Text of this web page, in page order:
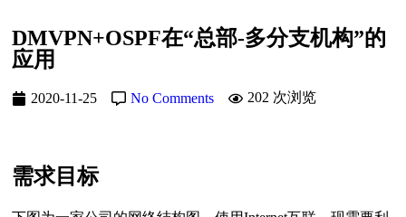
DMVPN+OSPF在“总部-多分支机构”的
应用
2020-11-25 No Comments 202 次浏览
需求目标